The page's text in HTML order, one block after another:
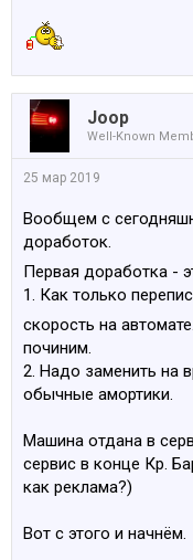
Joop
Well-Known
25 мар 2019
Вообщем с
доработок.
Первая доработка -
1. Как только
скорость на автомате.
починим.
2. Надо заменить на
обычные амортики.
Машина отдана в
сервис в конце Кр.
как реклама?)
Вот с этого и начнём.